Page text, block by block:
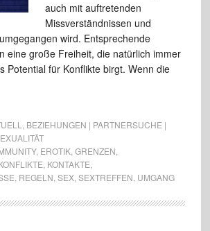
auch mit auftretenden
Missverständnissen und
wird. Entsprechende
eine große Freiheit, die natürlich immer
Potential für Konflikte birgt. Wenn die
BEZIEHUNGEN | PARTNERSUCHE |
, EROTIK, GRENZEN
KONTAKTE
REGELN SEX, SEXTREFFEN UMGANG